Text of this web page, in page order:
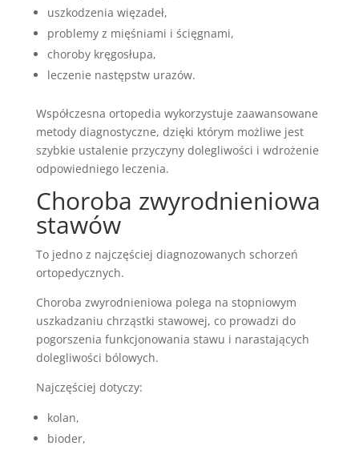
uszkodzenia więzadeł,
problemy z mięśniami i ścięgnami,
choroby kręgosłupa,
leczenie następstw urazów.
Współczesna ortopedia wykorzystuje zaawansowane
metody diagnostyczne, dzięki którym możliwe jest
szybkie ustalenie przyczyny dolegliwości i wdrożenie
odpowiedniego leczenia.
Choroba zwyrodnieniowa
stawów
To jedno z najczęściej diagnozowanych schorzeń
ortopedycznych.
Choroba zwyrodnieniowa polega na stopniowym
uszkadzaniu chrząstki stawowej, co prowadzi do
pogorszenia funkcjonowania stawu i narastających
dolegliwości bólowych.
Najczęściej dotyczy:
kolan,
bioder,